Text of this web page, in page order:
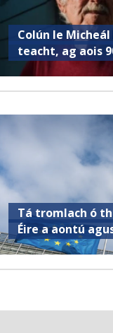
Colún le
teacht, ag aois
Tá tromlach ó
Éire a aontú